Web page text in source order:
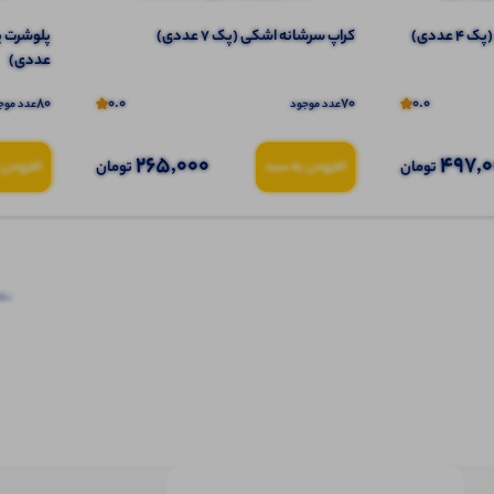
0.0
تومان
کراپ سرشانه اشکی (پک 7 عددی)
70عدد موجود 0.0
افزودن به سبد 265,000تومان
عددی)
80عدد